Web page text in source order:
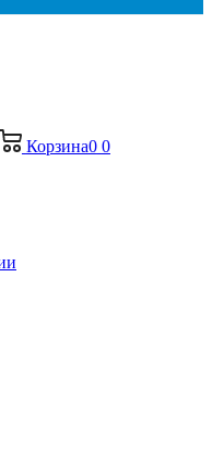
Корзина0 0